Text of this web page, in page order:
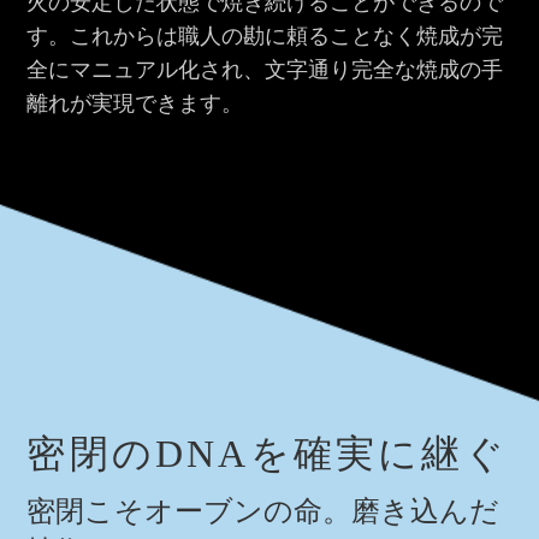
す。これからは職人の勘に頼ることなく焼成が完
全にマニュアル化され、文字通り完全な焼成の手
離れが実現できます。
密閉のDNAを確実に継ぐ
密閉こそオーブンの命。磨き込んだ